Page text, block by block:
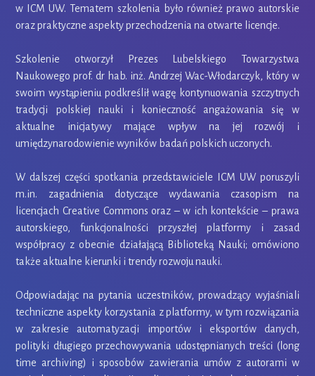
w ICM UW. Tematem szkolenia było również prawo autorskie
oraz praktyczne aspekty przechodzenia na otwarte licencje.
Szkolenie otworzył Prezes Lubelskiego Towarzystwa
Naukowego prof. dr hab. inż. Andrzej Wac-Włodarczyk, który w
swoim wystąpieniu podkreślił wagę kontynuowania szczytnych
tradycji polskiej nauki i konieczność angażowania się w
aktualne inicjatywy mające wpływ na jej rozwój i
umiędzynarodowienie wyników badań polskich uczonych.
W dalszej części spotkania przedstawiciele ICM UW poruszyli
m.in. zagadnienia dotyczące wydawania czasopism na
licencjach Creative Commons oraz – w ich kontekście – prawa
autorskiego, funkcjonalności przyszłej platformy i zasad
współpracy z obecnie działającą Biblioteką Nauki; omówiono
także aktualne kierunki i trendy rozwoju nauki.
Odpowiadając na pytania uczestników, prowadzący wyjaśniali
techniczne aspekty korzystania z platformy, w tym rozwiązania
w zakresie automatyzacji importów i eksportów danych,
polityki długiego przechowywania udostępnianych treści (long
time archiving) i sposobów zawierania umów z autorami w